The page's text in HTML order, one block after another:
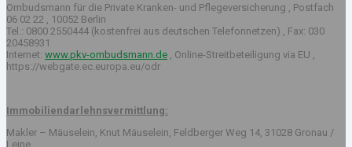
Ombudsmann für die Private Kranken- und Pflegeversicherung , Postfach
06 02 22 , 10052 Berlin
Tel.: 0800 2550444 (kostenfrei aus deutschen Telefonnetzen) , Fax: 030
20458931
Internet: www.pkv-ombudsmann.de , Online-Streitbeteiligung via EU ,
https://webgate.ec.europa.eu/odr
Immobiliendarlehnsvermittlung:
Makler – Mäuselein, Knut Mäuselein, Feldberger Weg 14, 31028 Gronau /
Leine